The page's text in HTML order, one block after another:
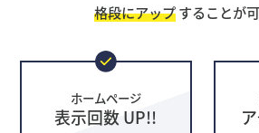
格段にアップすることが可
ホームページ
表示回数 UP!!